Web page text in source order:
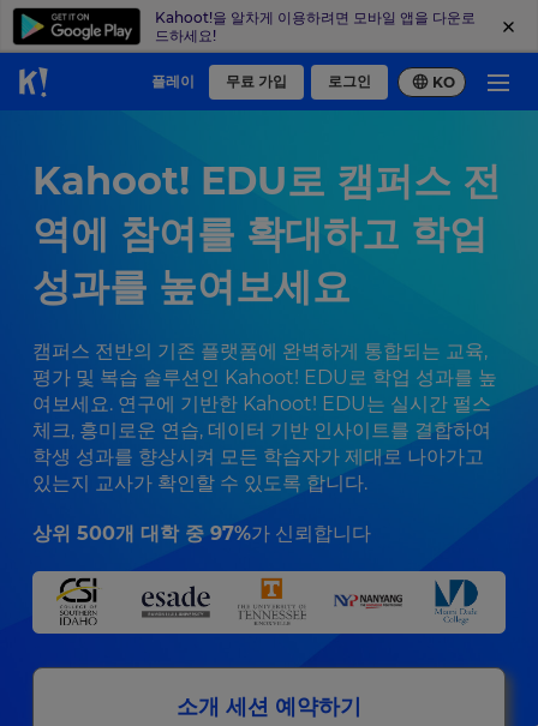
Kahoot!을 알차게 이용하려면 모바일 앱을 다운로
드하세요!
플레이 무료 가입 로그인 KO
Kahoot! EDU로 캠퍼스 전
역에 참여를 확대하고 학업
성과를 높여보세요
캠퍼스 전반의 기존 플랫폼에 완벽하게 통합되는 교육,
평가 및 복습 솔루션인 Kahoot! EDU로 학업 성과를 높
여보세요. 연구에 기반한 Kahoot! EDU는 실시간 펄스
체크, 흥미로운 연습, 데이터 기반 인사이트를 결합하여
학생 성과를 향상시켜 모든 학습자가 제대로 나아가고
있는지 교사가 확인할 수 있도록 합니다.
상위 500개 대학 중 97%가 신뢰합니다
소개 세션 예약하기